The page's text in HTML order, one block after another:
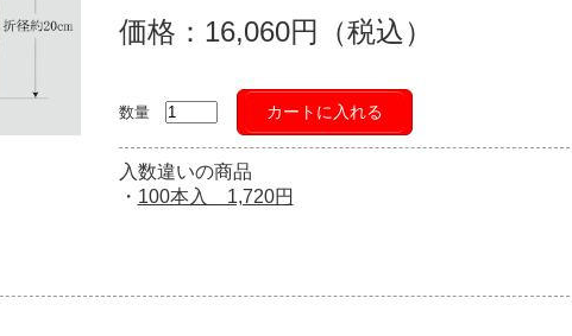
価格：16,060円（税込）
数量 カートに入れる
入数違いの商品
・ 100本入 1,720円